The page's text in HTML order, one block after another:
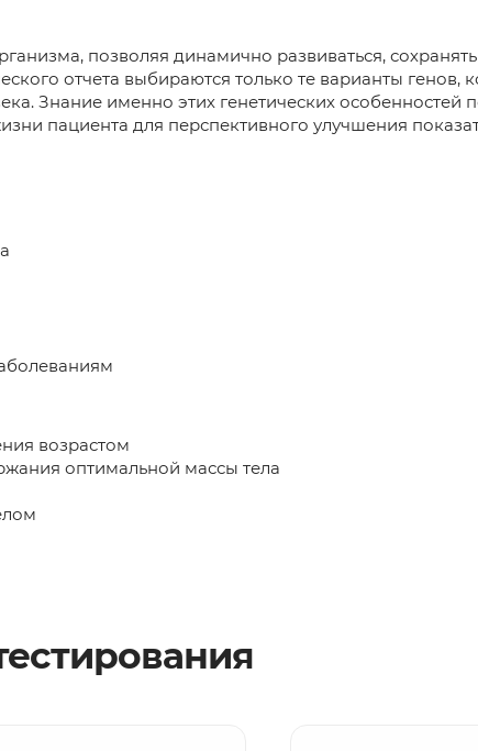
позволяя динамично развиваться,
отчета выбираются только те варианты генов,
Знание именно этих генетических особенностей
пациента для перспективного улучшения
возрастом
оптимальной массы тела